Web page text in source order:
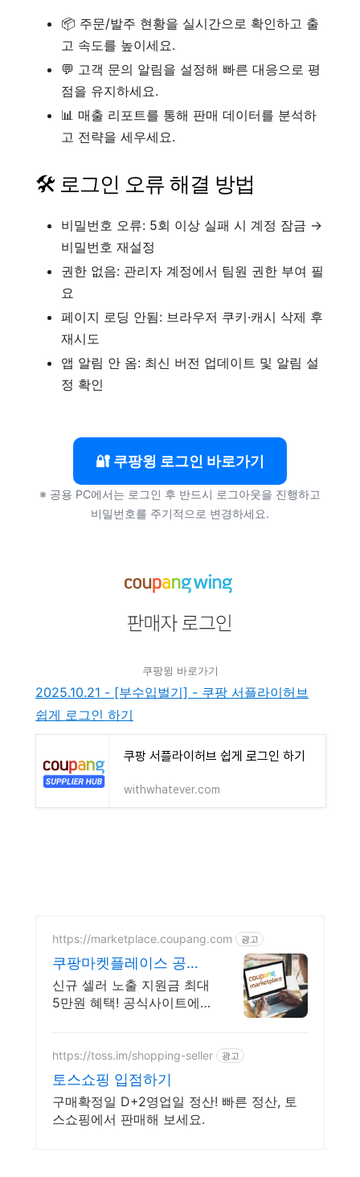
📦 주문/발주 현황을 실시간으로 확인하고 출
고 속도를 높이세요.
💬 고객 문의 알림을 설정해 빠른 대응으로 평
점을 유지하세요.
📊 매출 리포트를 통해 판매 데이터를 분석하
고 전략을 세우세요.
🛠️ 로그인 오류 해결 방법
비밀번호 오류: 5회 이상 실패 시 계정 잠금 →
비밀번호 재설정
권한 없음: 관리자 계정에서 팀원 권한 부여 필
요
페이지 로딩 안됨: 브라우저 쿠키·캐시 삭제 후
재시도
앱 알림 안 옴: 최신 버전 업데이트 및 알림 설
정 확인
🔐 쿠팡윙 로그인 바로가기
※ 공용 PC에서는 로그인 후 반드시 로그아웃을 진행하고
비밀번호를 주기적으로 변경하세요.
쿠팡윙 바로가기
2025.10.21 - [부수입벌기] - 쿠팡 서플라이허브
쉽게 로그인 하기
쿠팡 서플라이허브 쉽게 로그인 하기
withwhatever.com
https://marketplace.coupang.com 광고
쿠팡마켓플레이스 공식
사이트 쿠팡윙 판매자 입
점 사이트
신규 셀러 노출 지원금 최대
5만원 혜택! 공식사이트에
https://toss.im/shopping-seller 광고
토스쇼핑 입점하기
구매확정일 D+2영업일 정산! 빠른 정산, 토
스쇼핑에서 판매해 보세요.